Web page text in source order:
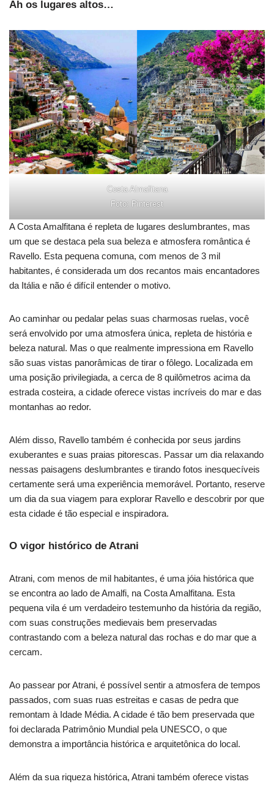
Ah os lugares altos…
Costa Almafitana
Foto: Pinterest
A Costa Amalfitana é repleta de lugares deslumbrantes, mas
um que se destaca pela sua beleza e atmosfera romântica é
Ravello. Esta pequena comuna, com menos de 3 mil
habitantes, é considerada um dos recantos mais encantadores
da Itália e não é difícil entender o motivo.
Ao caminhar ou pedalar pelas suas charmosas ruelas, você
será envolvido por uma atmosfera única, repleta de história e
beleza natural. Mas o que realmente impressiona em Ravello
são suas vistas panorâmicas de tirar o fôlego. Localizada em
uma posição privilegiada, a cerca de 8 quilômetros acima da
estrada costeira, a cidade oferece vistas incríveis do mar e das
montanhas ao redor.
Além disso, Ravello também é conhecida por seus jardins
exuberantes e suas praias pitorescas. Passar um dia relaxando
nessas paisagens deslumbrantes e tirando fotos inesquecíveis
certamente será uma experiência memorável. Portanto, reserve
um dia da sua viagem para explorar Ravello e descobrir por que
esta cidade é tão especial e inspiradora.
O vigor histórico de Atrani
Atrani, com menos de mil habitantes, é uma jóia histórica que
se encontra ao lado de Amalfi, na Costa Amalfitana. Esta
pequena vila é um verdadeiro testemunho da história da região,
com suas construções medievais bem preservadas
contrastando com a beleza natural das rochas e do mar que a
cercam.
Ao passear por Atrani, é possível sentir a atmosfera de tempos
passados, com suas ruas estreitas e casas de pedra que
remontam à Idade Média. A cidade é tão bem preservada que
foi declarada Patrimônio Mundial pela UNESCO, o que
demonstra a importância histórica e arquitetônica do local.
Além da sua riqueza histórica, Atrani também oferece vistas